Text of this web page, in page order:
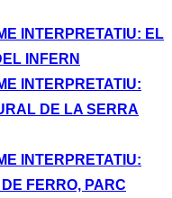
INTERPRETATIU: EL
INFERN
INTERPRETATIU:
DE LA SERRA
INTERPRETATIU:
FERRO, PARC